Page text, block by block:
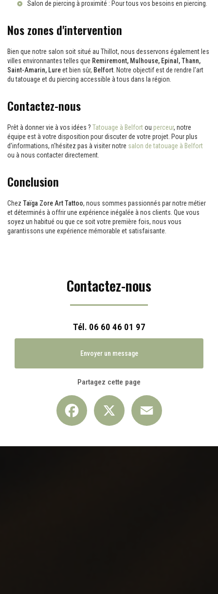
Salon de piercing à proximité : Pour tous vos besoins en piercing.
Nos zones d'intervention
Bien que notre salon soit situé au Thillot, nous desservons également les
villes environnantes telles que Remiremont, Mulhouse, Epinal, Thann,
Saint-Amarin, Lureet bien sûr, Belfort . Notre objectif est de rendre l'art
du tatouage et du piercing accessible à tous dans la région.
Contactez-nous
Prêt à donner vie à vos idées ? Tatouage à Belfortou perceur, notre
équipe est à votre disposition pour discuter de votre projet. Pour plus
d'informations, n'hésitez pas à visiter notre salon de tatouage à Belfort
ou à nous contacter directement.
Conclusion
Chez Taïga Zore Art Tattoo, nous sommes passionnés par notre métier
et déterminés à offrir une expérience inégalée à nos clients. Que vous
soyez un habitué ou que ce soit votre première fois, nous vous
garantissons une expérience mémorable et satisfaisante.
Contactez-nous
Tél. 06 60 46 01 97
Envoyer un message
Partagez cette page
Facebook